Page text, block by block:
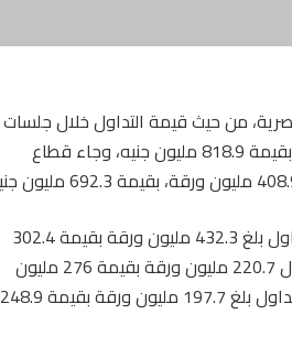
من حيث قيمة التداول خلال جلسات
الأسبوع المنتهى، بعدما سجل حجم تداول بلغ 48.3 مليون ورقة بقيمة 818.9 مليون جنيه، وجاء قطاع
فيما احتل قطاع الرعاية الصحية والأدوية، الترتيب الثالث بحجم تداول بلغ 432.3 مليون ورقة بقيمة 302.4
مليون جنيه، يليه قطاع الخدمات المالية غير المصرفية بحجم تداول 220.7 مليون ورقة بقيمة 276 مليون
جنيه، ثم قطاع الاتصالات والإعلام وتكنولوجيا المعلومات بحجم تداول بلغ 197.7 مليون ورقة بقيمة 248.9